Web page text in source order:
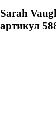
Sarah
артикул